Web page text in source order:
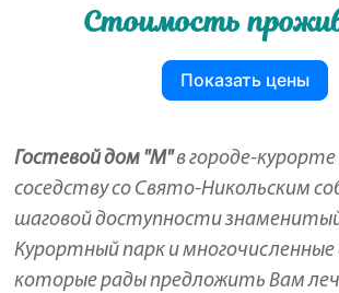
Стоимость
Показать цены
Гостевой дом "М"в городе-
соседству со Свято-Никольским
шаговой доступности
Курортный парк и
которые рады предложить Вам